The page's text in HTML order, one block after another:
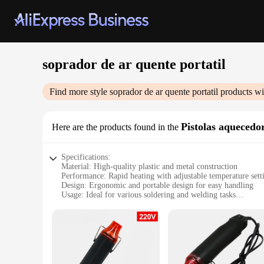
soprador de ar quente portatil
Find more style soprador de ar quente portatil products
Here are the products found in the Pistolas
Specifications:
Material: High-quality plastic and metal construction
Performance: Rapid heating with adjustable temperature
Design: Ergonomic and portable design for easy handling
Usage: Ideal for various soldering and welding tasks
Safety: Built-in safety features to prevent overheating and
**Unmatched Efficiency and Portability**
The soprador de ar quente portatil is a game-changer in
The rapid heating mechanism is designed to deliver